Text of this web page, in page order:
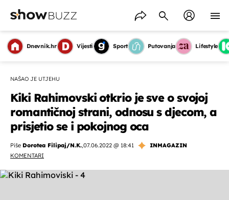
Dnevnik.hr Vijesti Sport Putovanja Lifestyle
NAŠAO JE UTJEHU
Kiki Rahimovski otkrio je sve o svojoj
romantičnoj strani, odnosu s djecom, a
prisjetio se i pokojnog oca
Piše Dorotea Filipaj/N.K.,07.06.2022 @ 18:41
INMAGAZIN
KOMENTARI